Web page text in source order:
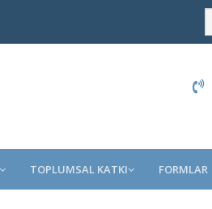
TOPLUMSAL KATKI FORMLAR